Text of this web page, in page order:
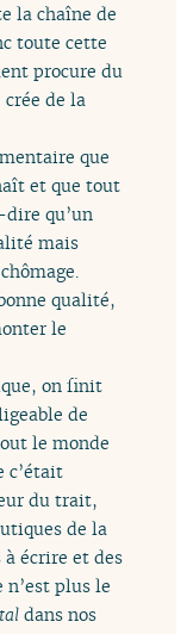
la chaîne de
toute cette
procure du
de la
que
et que tout
qu’un
mais
qualité,
le
on finit
de
le monde
c’était
du trait,
de la
à écrire et des
plus le
dans nos